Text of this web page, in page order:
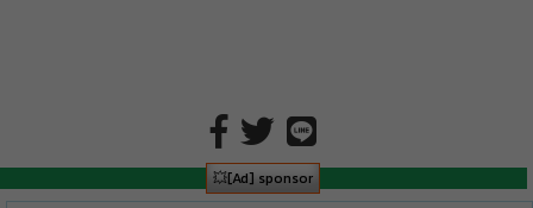
💥[Ad] sponsor